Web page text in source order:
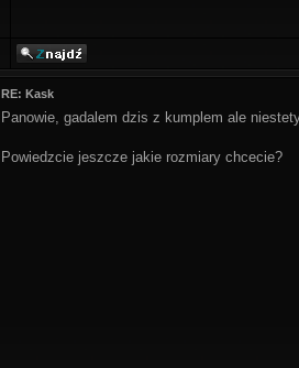
RE: Kask
Panowie, gadalem dzis z kumplem ale
Powiedzcie jeszcze jakie rozmiary chcecie?